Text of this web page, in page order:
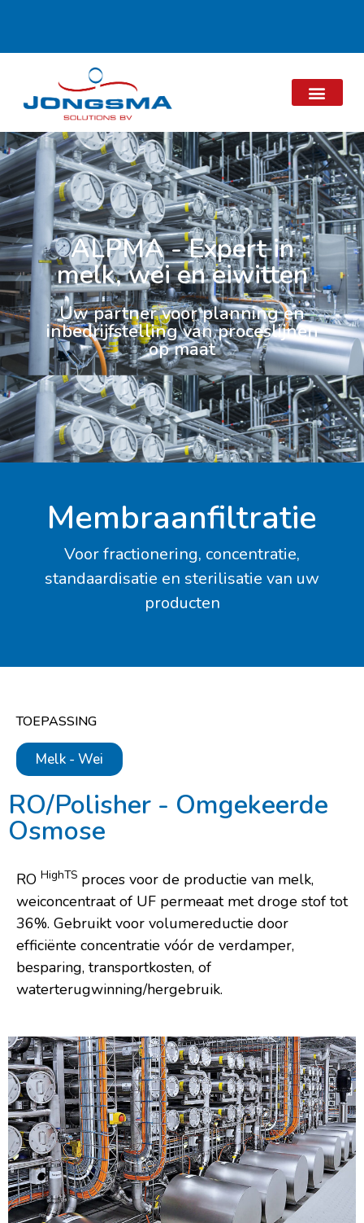
ALPMA -Expert in
melk, wei en eiwitten
Uw partner voor planning en
inbedrijfstelling van proceslijnen
op maat
Membraanfiltratie
Voor fractionering, concentratie,
standaardisatie en sterilisatie van uw
producten
TOEPASSING
Melk - Wei
RO/Polisher - Omgekeerde
Osmose
RO HighTS proces voor de productie van melk,
weiconcentraat of UF permeaat met droge stof tot
36%. Gebruikt voor volumereductie door
efficiënte concentratie vóór de verdamper,
besparing, transportkosten, of
waterterugwinning/hergebruik.